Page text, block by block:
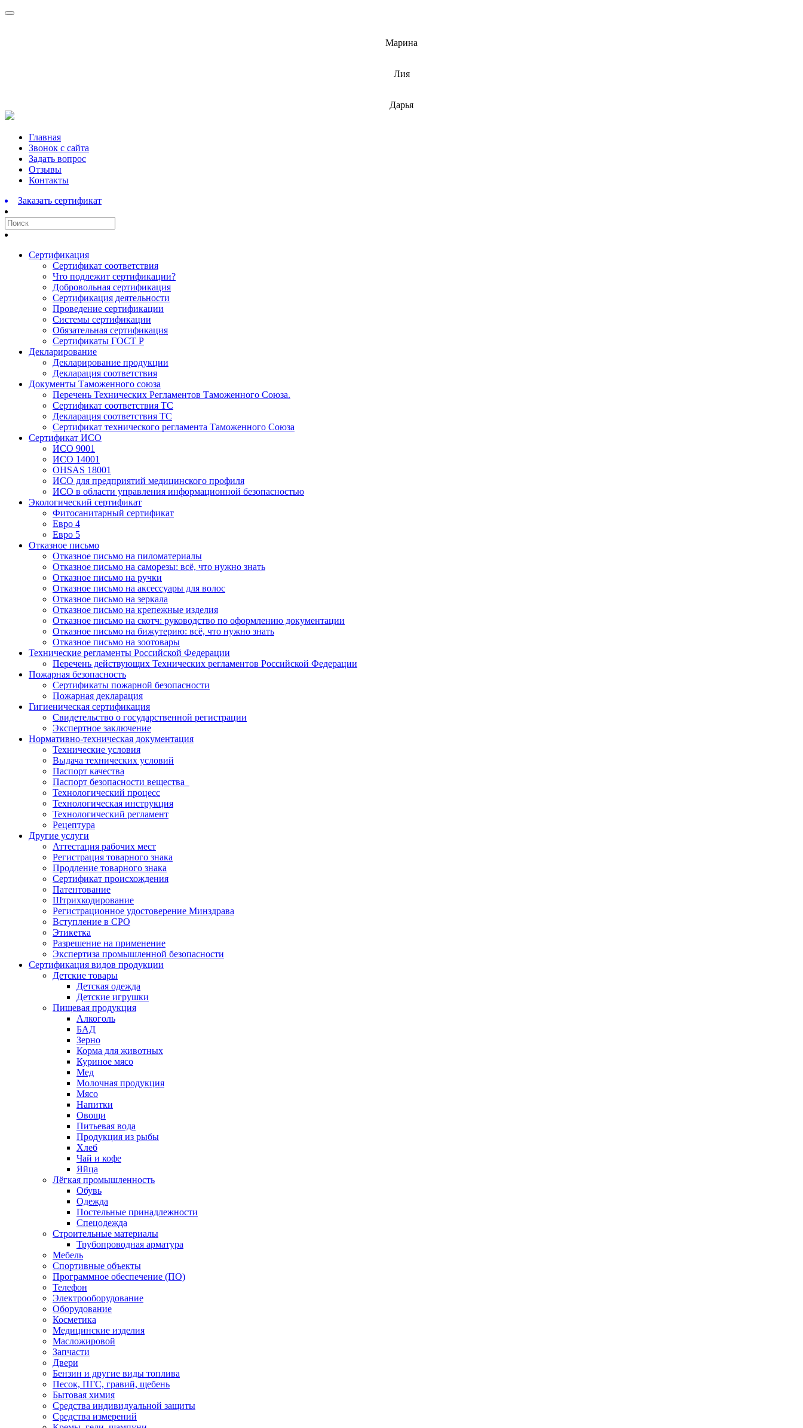
Марина
Лия
Дарья
Перейти
содержимому
Главная
Звонок с сайта
Задать вопрос
Отзывы
Контакты
Заказать сертификат
Сертификация
Сертификат соответствия
Что подлежит сертификации?
Добровольная сертификация
Сертификация деятельности
Проведение сертификации
Системы сертификации
Обязательная сертификация
Сертификаты ГОСТ Р
Декларирование
Декларирование продукции
Декларация соответствия
Документы Таможенного союза
Перечень Технических Регламентов Таможенного Союза.
Сертификат соответствия ТС
Декларация соответствия ТС
Сертификат технического регламента Таможенного Союза
Сертификат ИСО
ИСО 9001
ИСО 14001
OHSAS 18001
ИСО для предприятий медицинского профиля
ИСО в области управления информационной безопасностью
Экологический сертификат
Фитосанитарный сертификат
Евро 4
Евро 5
Отказное письмо
Отказное письмо на пиломатериалы
Отказное письмо на саморезы: всё, что нужно знать
Отказное письмо на ручки
Отказное письмо на аксессуары для волос
Отказное письмо на зеркала
Отказное письмо на крепежные изделия
Отказное письмо на скотч: руководство по оформлению документации
Отказное письмо на бижутерию: всё, что нужно знать
Отказное письмо на зоотовары
Технические регламенты Российской Федерации
Перечень действующих Технических регламентов Российской Федерации
Пожарная безопасность
Сертификаты пожарной безопасности
Пожарная декларация
Гигиеническая сертификация
Свидетельство о государственной регистрации
Экспертное заключение
Нормативно-техническая документация
Технические условия
Выдача технических условий
Паспорт качества
Паспорт безопасности вещества
Технологический процесс
Технологическая инструкция
Технологический регламент
Рецептура
Другие услуги
Аттестация рабочих мест
Регистрация товарного знака
Продление товарного знака
Сертификат происхождения
Патентование
Штрихкодирование
Регистрационное удостоверение Минздрава
Вступление в СРО
Этикетка
Разрешение на применение
Экспертиза промышленной безопасности
Сертификация видов продукции
Детские товары
Детская одежда
Детские игрушки
Пищевая продукция
Алкоголь
БАД
Зерно
Корма для животных
Куриное мясо
Мед
Молочная продукция
Мясо
Напитки
Овощи
Питьевая вода
Продукция из рыбы
Хлеб
Чай и кофе
Яйца
Лёгкая промышленность
Обувь
Одежда
Постельные принадлежности
Спецодежда
Строительные материалы
Трубопроводная арматура
Мебель
Спортивные объекты
Программное обеспечение (ПО)
Телефон
Электрооборудование
Оборудование
Косметика
Медицинские изделия
Масложировой
Запчасти
Двери
Бензин и другие виды топлива
Песок, ПГС, гравий, щебень
Бытовая химия
Средства индивидуальной защиты
Средства измерений